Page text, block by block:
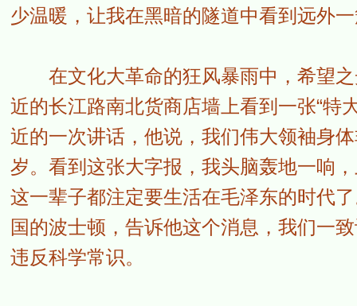
少温暖，让我在黑暗的隧道中看到远外
在文化大革命的狂风暴雨中，希望之
近的长江路南北货商店墙上看到一张“特
近的一次讲话，他说，我们伟大领袖身
岁。看到这张大字报，我头脑轰地一响
这一辈子都注定要生活在毛泽东的时代
国的波士顿，告诉他这个消息，我们一
违反科学常识。